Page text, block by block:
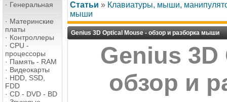
· Генеральная
· Материнские
платы
· Контроллеры
· CPU -
процессоры
· Память - RAM
· Видеокарты
· HDD, SSD,
FDD
· CD - DVD - BD
Статьи » Клавиатуры, мыши,
мыши
Genius 3D Optical Mouse - обзор и разборка мыши
Genius
обзор и